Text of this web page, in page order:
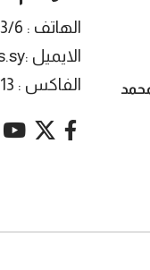
الهاتف : 2131100/1/2/3/6 -011
الايميل :admin@tishreen.news.sy
الفاكس : 8817613